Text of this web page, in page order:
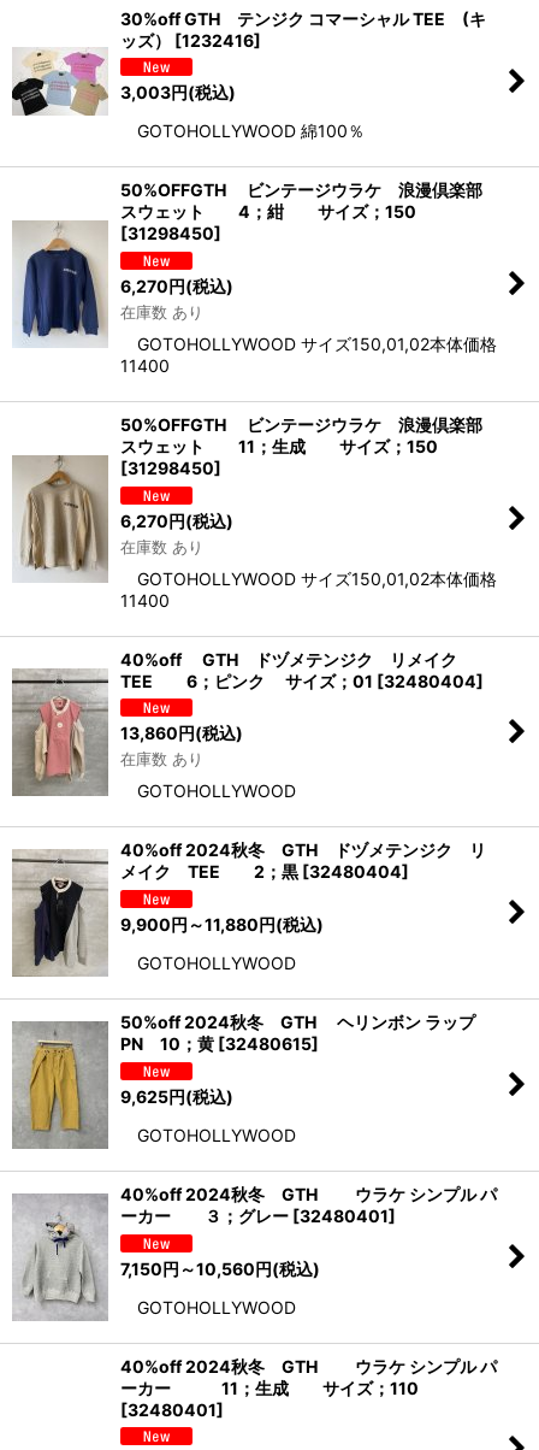
30%off GTH テンジク コマーシャル TEE (キ
ッズ）
[1232416]
3,003円(税込)
GOTOHOLLYWOOD 綿100％
50%OFFGTH ビンテージウラケ 浪漫倶楽部
スウェット 4；紺 サイズ；150
[31298450]
6,270円(税込)
在庫数 あり
GOTOHOLLYWOOD サイズ150,01,02本体価格
11400
50%OFFGTH ビンテージウラケ 浪漫倶楽部
スウェット 11；生成 サイズ；150
[31298450]
6,270円(税込)
在庫数 あり
GOTOHOLLYWOOD サイズ150,01,02本体価格
11400
40%off GTH ドヅメテンジク リメイク
TEE 6；ピンク サイズ；01 [32480404]
13,860 円(税込)
在庫数 あり
GOTOHOLLYWOOD
40%off 2024秋冬 GTH ドヅメテンジク リ
メイク TEE 2；黒 [32480404]
9,900円 ～11,880円(税込)
GOTOHOLLYWOOD
50%off 2024秋冬 GTH ヘリンボン ラップ
PN 10；黄 [32480615]
9,625円(税込)
GOTOHOLLYWOOD
40%off 2024秋冬 GTH ウラケ シンプル パ
ーカー ３；グレー [32480401]
7,150円 ～10,560円(税込)
GOTOHOLLYWOOD
40%off 2024秋冬 GTH ウラケ シンプル パ
ーカー 11；生成 サイズ；110
[32480401]